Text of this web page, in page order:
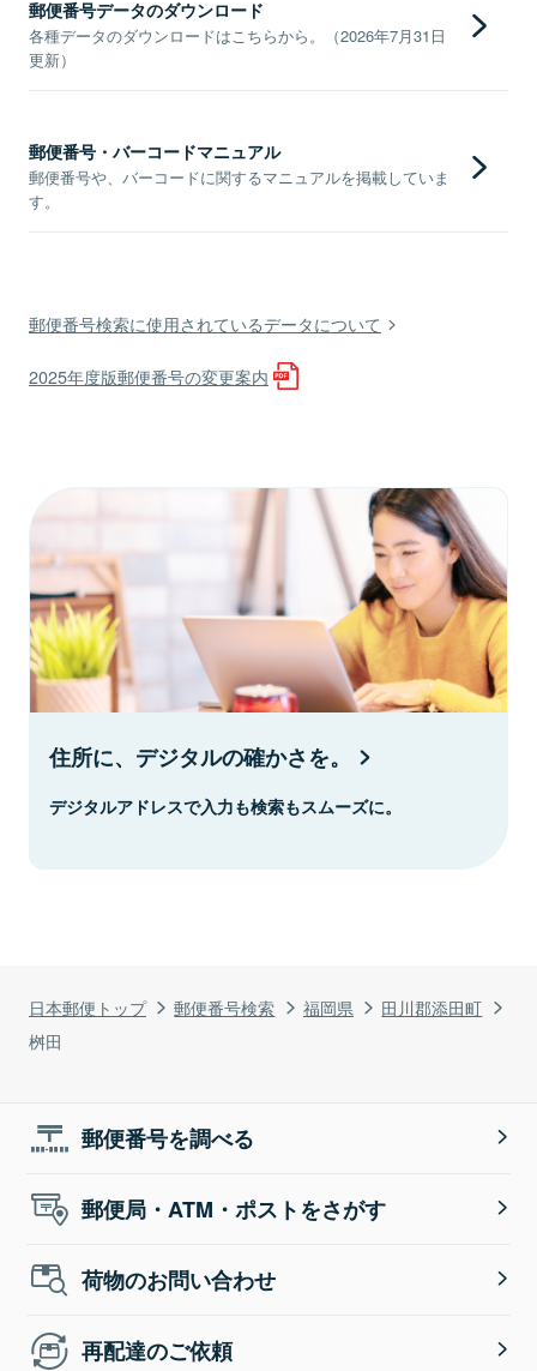
日本郵便トップ 郵便番号検索 福岡県
田川郡添田町
桝田
郵便番号データのダウンロード
各種データのダウンロードはこちらから。（2026年7月31日
更新）
郵便番号・バーコードマニュアル
郵便番号や、バーコードに関するマニュアルを掲載していま
す。
郵便番号検索に使用されているデータについて
2025年度版郵便番号の変更案内
住所に、デジタルの確かさを。
デジタルアドレスで入力も検索もスムーズに。
郵便番号を調べる
郵便局・ATM・ポストをさがす
荷物のお問い合わせ
再配達のご依頼